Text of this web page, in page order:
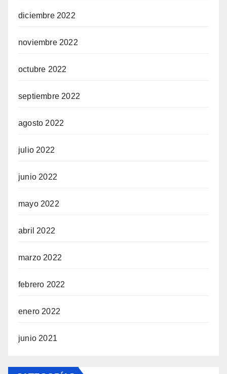
diciembre 2022
noviembre 2022
octubre 2022
septiembre 2022
agosto 2022
julio 2022
junio 2022
mayo 2022
abril 2022
marzo 2022
febrero 2022
enero 2022
junio 2021